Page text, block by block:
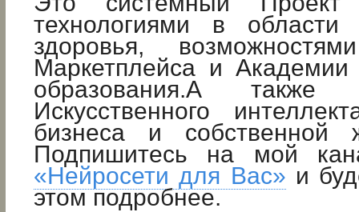
технологиями в области
здоровья,
Маркетплейса и Академии
образования.А также
Искусственного
бизнеса и
Подпишитесь на мой
«Нейросети для Вас» и
этом подробнее.